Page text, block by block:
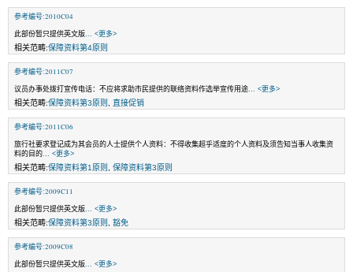
参考编号:2010C04
此部份暂只提供英文版 ... <更多>
相关范畴:保障资料第4原则
参考编号:2011C07
议员办事处拨打宣传电话：不应将求助市民提供的联络资料作选举宣传用途 ... <更多>
相关范畴:保障资料第3原则 直接促销
参考编号:2011C06
旅行社要求登记成为其会员的人士提供个人资料：不得收集超乎适度的个人资料及须告知当事人收集资
料的目的 ... <更多>
相关范畴:保障资料第1原则 保障资料第3原则
参考编号:2009C11
此部份暂只提供英文版 ... <更多>
相关范畴:保障资料第3原则 豁免
参考编号:2009C08
此部份暂只提供英文版 ... <更多>